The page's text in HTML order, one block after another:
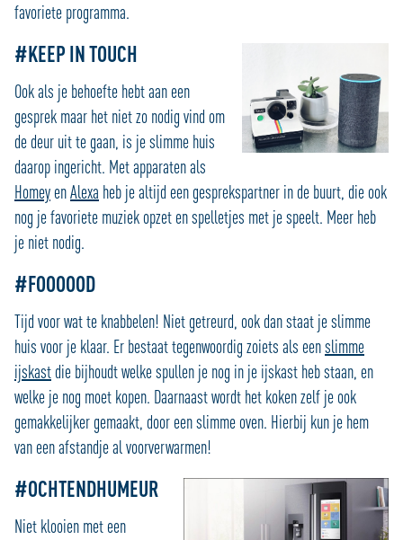
favoriete programma.
#KEEP IN TOUCH
Ook als je behoefte hebt aan een
gesprek maar het niet zo nodig vind om
de deur uit te gaan, is je slimme huis
daarop ingericht. Met apparaten als
HomeyenAlexa heb je altijd een gesprekspartner in de buurt, die ook
nog je favoriete muziek opzet en spelletjes met je speelt. Meer heb
je niet nodig.
#FOOOOOD
Tijd voor wat te knabbelen! Niet getreurd, ook dan staat je slimme
huis voor je klaar. Er bestaat tegenwoordig zoiets als eenslimme
ijskastdie bijhoudt welke spullen je nog in je ijskast heb staan, en
welke je nog moet kopen. Daarnaast wordt het koken zelf je ook
gemakkelijker gemaakt, door een slimme oven. Hierbij kun je hem
van een afstandje al voorverwarmen!
#OCHTENDHUMEUR
Niet klooien met een